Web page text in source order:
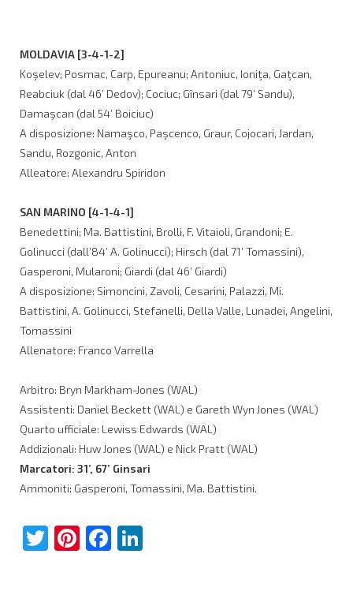
MOLDAVIA [3-4-1-2]
Koşelev; Posmac, Carp, Epureanu; Antoniuc, Ioniţa, Gaţcan,
Reabciuk (dal 46’ Dedov); Cociuc; Gînsari (dal 79’ Sandu),
Damaşcan (dal 54’ Boiciuc)
A disposizione: Namaşco, Paşcenco, Graur, Cojocari, Jardan,
Sandu, Rozgonic, Anton
Alleatore: Alexandru Spiridon
SAN MARINO [4-1-4-1]
Benedettini; Ma. Battistini, Brolli, F. Vitaioli, Grandoni; E.
Golinucci (dall’84’ A. Golinucci); Hirsch (dal 71’ Tomassini),
Gasperoni, Mularoni; Giardi (dal 46’ Giardi)
A disposizione: Simoncini, Zavoli, Cesarini, Palazzi, Mi.
Battistini, A. Golinucci, Stefanelli, Della Valle, Lunadei, Angelini,
Tomassini
Allenatore: Franco Varrella
Arbitro: Bryn Markham-Jones (WAL)
Assistenti: Daniel Beckett (WAL) e Gareth Wyn Jones (WAL)
Quarto ufficiale: Lewiss Edwards (WAL)
Addizionali: Huw Jones (WAL) e Nick Pratt (WAL)
Marcatori: 31’, 67’ Ginsari
Ammoniti: Gasperoni, Tomassini, Ma. Battistini.
Twitter
Pinterest
Facebook